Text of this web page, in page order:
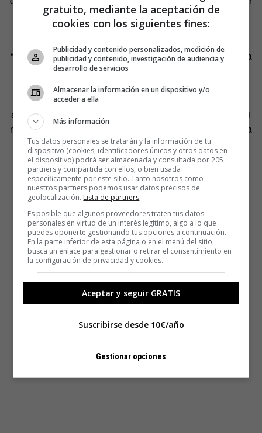
las aletas. Y sus aletas traseras eran tan largas como las
delanteras.
“Es razonable suponer que, con esos grandes radios de la
Tiktaalikutilizaba sus aletas traseras para nadar,
como un remo. Pero es posible que también pudiera
caminar con ellas. Los peces pulmonados africanos
actuales tienen similares pelvis de gran tamaño y en 2011
mostramos que
, en el fondo”, señala
Shubin.
gratuito, mediante la aceptación de
cookies con los siguientes fines:
Publicidad y contenido personalizados, medición de
publicidad y contenido, investigación de audiencia y
desarrollo de servicios
Almacenar la información en un dispositivo y/o
acceder a ella
Más información
Tus datos personales se tratarán y la información de tu
dispositivo (cookies, identificadores únicos y otros datos en
el dispositivo) podrá ser almacenada y consultada por 205
partners y compartida con ellos, o bien usada
específicamente por este sitio. Tanto nosotros como
nuestros partners podemos usar datos precisos de
geolocalización. Lista de partners.
Es posible que algunos proveedores traten tus datos
personales en virtud de un interés legítimo, algo a lo que
puedes oponerte gestionando tus opciones a continuación.
En la parte inferior de esta página o en el menú del sitio,
busca un enlace para gestionar o retirar el consentimiento en
la configuración de privacidad y cookies.
Aceptar y seguir GRATIS
Suscribirse desde 10€/año
Gestionar opciones